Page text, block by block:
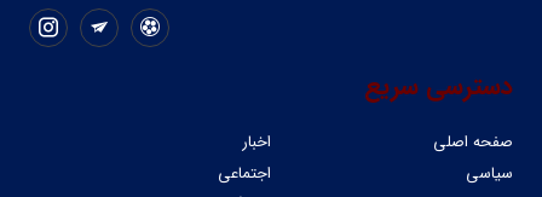
دسترسی سریع
صفحه اصلی
اخبار
سیاسی
اجتماعی